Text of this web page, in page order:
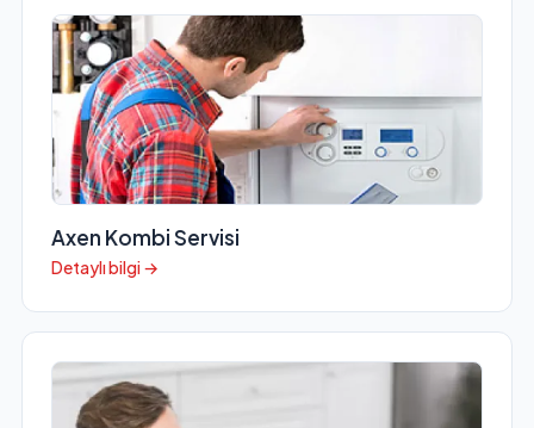
Axen Kombi Servisi
Detaylı bilgi →